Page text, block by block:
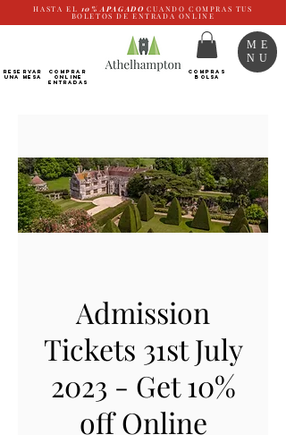
HASTA EL 10% APAGADO CUANDO COMPRAS TUS
BOLETOS DE ENTRADA ONLINE
RESERVAR
UNA MESA
Comprar
ONLINE
Entradas
COMPRAS
BOLSA
ME
NU
Admission
Tickets 31st July
2023 - Get 10%
off Online